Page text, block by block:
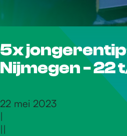
r
d
e
5x
Nijmegen - 22
22 mei 2023
|
||